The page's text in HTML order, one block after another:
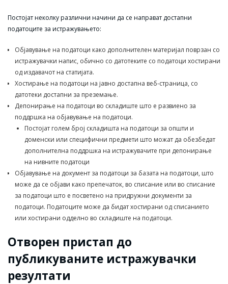
Постојат неколку различни начини да се направат достапни
податоците за истражувањето:
Објавување на податоци како дополнителен материјал поврзан со
истражувачки напис, обично со датотеките со податоци хостирани
од издавачот на статијата.
Хостирање на податоци на јавно достапна веб-страница, со
датотеки достапни за преземање.
Депонирање на податоци во складиште што е развиено за
поддршка на објавување на податоци.
Постојат голем број складишта на податоци за општи и
доменски или специфични предмети што можат да обезбедат
дополнителна поддршка на истражувачите при депонирање
на нивните податоци
Објавување на документ за податоци за базата на податоци, што
може да се објави како препечаток, во списание или во списание
за податоци што е посветено на придружни документи за
податоци. Податоците може да бидат хостирани од списанието
или хостирани одделно во складиште на податоци.
Отворен пристап до
публикуваните истражувачки
резултати